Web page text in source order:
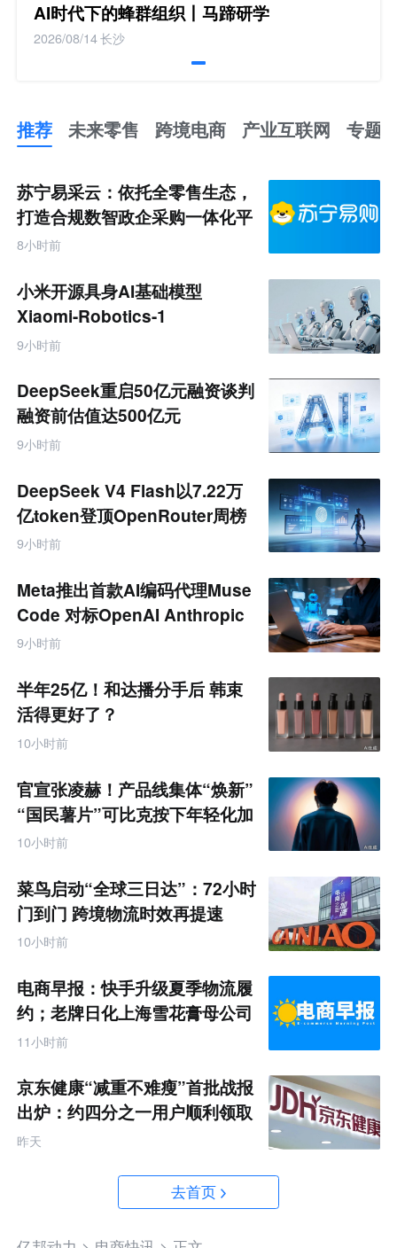
AI时代下的蜂群组织丨马蹄研学
2026/08/14长沙
推荐 未来零售 跨境电商 产业互联网 专题
未
来
零
售
跨
境
商
产
业
互
联
网
苏宁易采云：依托全零售生态，
打造合规数智政企采购一体化平
台
8小时前
小米开源具身AI基础模型
Xiaomi-Robotics-1
9小时前
DeepSeek重启50亿元融资谈判
融资前估值达500亿元
9小时前
DeepSeek V4 Flash以7.22万
亿token登顶OpenRouter周榜
9小时前
Meta推出首款AI编码代理Muse
Code 对标OpenAI Anthropic
9小时前
半年25亿！和达播分手后 韩束
活得更好了？
10小时前
官宣张凌赫！产品线集体“焕新”
“国民薯片”可比克按下年轻化加
速键
10小时前
菜鸟启动“全球三日达”：72小时
门到门 跨境物流时效再提速
10小时前
电商早报：快手升级夏季物流履
约；老牌日化上海雪花膏母公司
破产
11小时前
京东健康“减重不难瘦”首批战报
出炉：约四分之一用户顺利领取
200元挑战金
昨天
去首页